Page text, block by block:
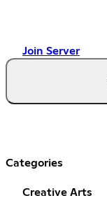
Join Server
Categories
Creative Arts